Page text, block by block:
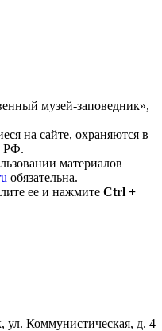
музей-заповедник»,
на сайте, охраняются в
РФ.
материалов
обязательна.
ее и нажмите Ctrl +
ул. Коммунистическая, д. 4